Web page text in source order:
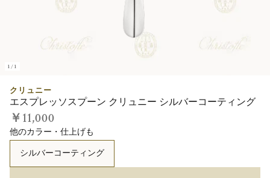
1/1
クリュニー
エスプレッソスプーン クリュニー シルバーコーティング
￥11,000
他のカラー・仕上げも
シルバーコーティング